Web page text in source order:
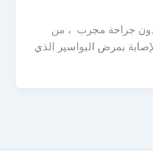
بدون جراحة مجرب ، من
بمرض البواسير الذي